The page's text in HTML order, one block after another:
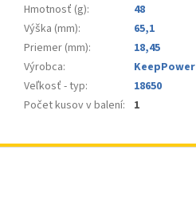
Hmotnosť (g):
48
Výška (mm):
65,1
Priemer (mm):
18,45
Výrobca:
KeepPower
Veľkosť - typ:
18650
Počet kusov v balení: 1